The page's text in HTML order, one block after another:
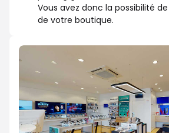
Vous avez donc la possibilité
de votre boutique.